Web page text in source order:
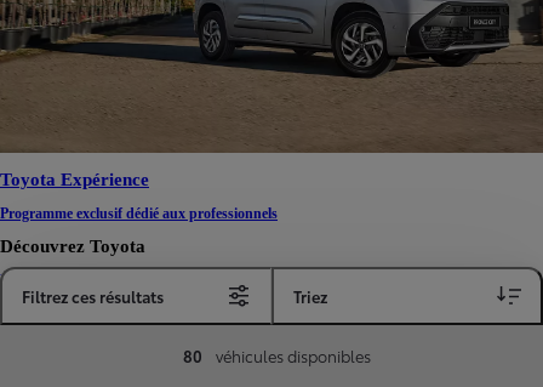
Filtrez ces résultats Triez
80 véhicules disponibles
Toyota Expérience
Programme exclusif dédié aux professionnels
Découvrez Toyota
Découvrez les offres Toyota du moment
Découvrez nos offres actuelles sur la gamme Toyota.
Voir plus